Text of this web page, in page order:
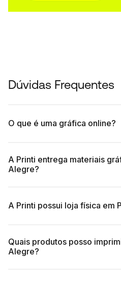
Dúvidas Frequentes
O que é uma gráfica online?
A Printi entrega materiais
Alegre?
A Printi possui loja física em
Quais produtos posso
Alegre?